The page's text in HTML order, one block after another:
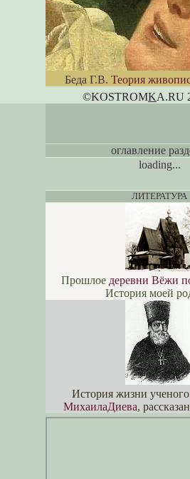
Беда Г.В. Теория
©KOSTROMKA.RU
оглавление
loading...
ЛИТЕРАТУРА
Прошлое деревни Вёжи
История моей
История жизни ученого
МихаилаДиева,